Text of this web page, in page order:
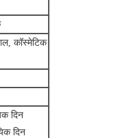
कॉस्मेटिक
दिन
दिन